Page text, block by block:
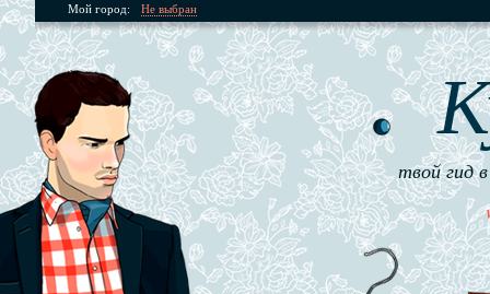
Мой город: Не выбран
твой гид